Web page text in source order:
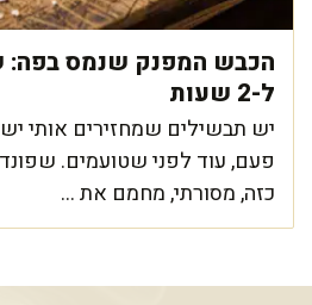
הכבש המפנק שנמס בפה:
ל-2 שעות
יש תבשילים שמחזירים אותי
פעם, עוד לפני שטועמים.
כזה, מסורתי, מחמם את ...